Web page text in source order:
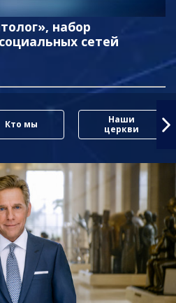
набор
сетей
Кто мы
Наши
церкви